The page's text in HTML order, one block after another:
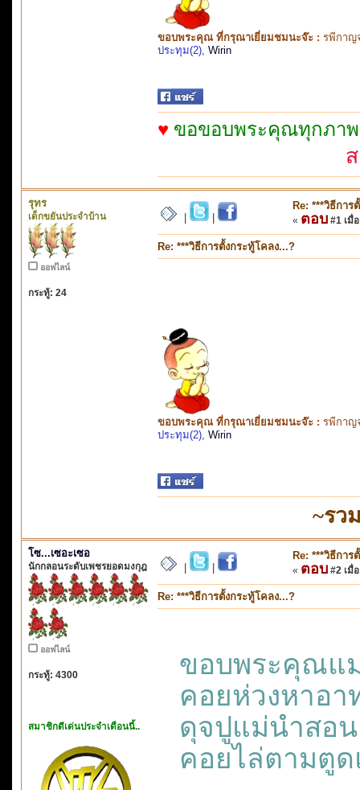
ขอบพระคุณ ที่กรุณาเยี่ยมชมนะจ๊ะ : รพีกาญ
ประทุม(2) Wirin
♥ ขอขอบพระคุณทุกภาพ
รุทร
เด็กขยันประจำบ้าน
ออฟไลน์
กระทู้: 24
Re: ***วิธีการ
« ตอบ #1 เมื่
Re: ***วิธีการตั้งกระทู้โคลง...?
ขอบพระคุณ ที่กรุณาเยี่ยมชมนะจ๊ะ : รพีกาญ
ประทุม(2) Wirin
~รว
โซ...เซอะเซอ
นักกลอนระดับเพชรยอดมงกุฎ
ออฟไลน์
กระทู้: 4300
สมาชิกดีเด่นประจำเดือนนี้..
Re: ***วิธีการ
« ตอบ #2 เมื่
Re: ***วิธีการตั้งกระทู้โคลง...?
ขอบพระคุณ
คอยห่วงห
ดุจปูแม่น
คอยไล่ตาม